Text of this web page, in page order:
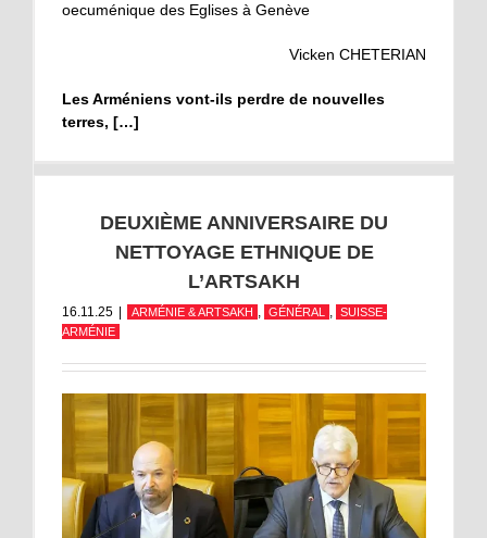
oecuménique des Eglises à Genève
Vicken CHETERIAN
Les Arméniens vont-ils perdre de nouvelles
terres, […]
DEUXIÈME ANNIVERSAIRE DU
NETTOYAGE ETHNIQUE DE
L’ARTSAKH
16.11.25 ARMÉNIE & ARTSAKH , GÉNÉRAL , SUISSE-
ARMÉNIE